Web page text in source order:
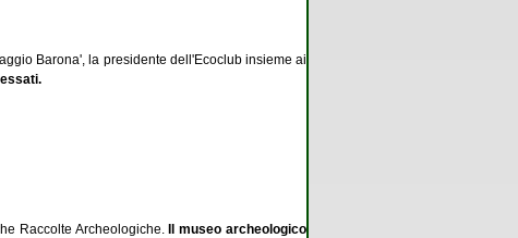
Barona', la presidente dell'Ecoclub insieme ai
Raccolte Archeologiche.Il museo archeologico